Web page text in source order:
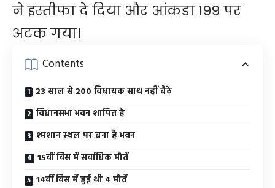
ने इस्तीफा दे दिया और ​आंकडा 199 पर
अटक गया।
Contents
23 साल से 200 विधायक साथ नहीं बैठे
विधानसभा भवन शापित है
श्मशान स्थल पर बना है भवन
15वीं विस में सर्वाधिक मौतें
14वीं विस में हुई थी 4 मौतें